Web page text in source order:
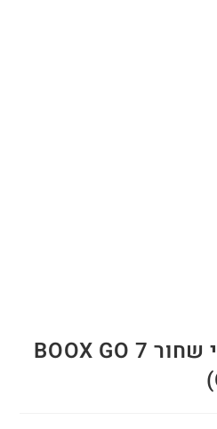
כיסוי מקורי מגנטי שחור BOOX GO 7